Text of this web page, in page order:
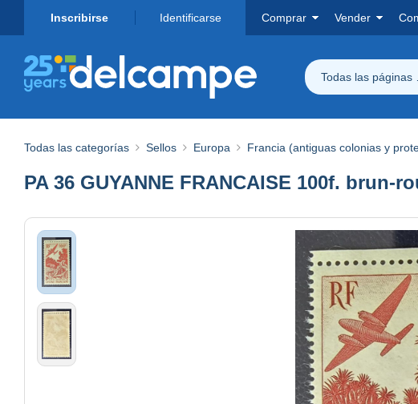
Inscribirse Identificarse Comprar Vender
Todas las páginas
Todas las categorías Sellos Europa Francia (antiguas colonias y
PA 36 GUYANNE FRANCAISE 100f. brun-